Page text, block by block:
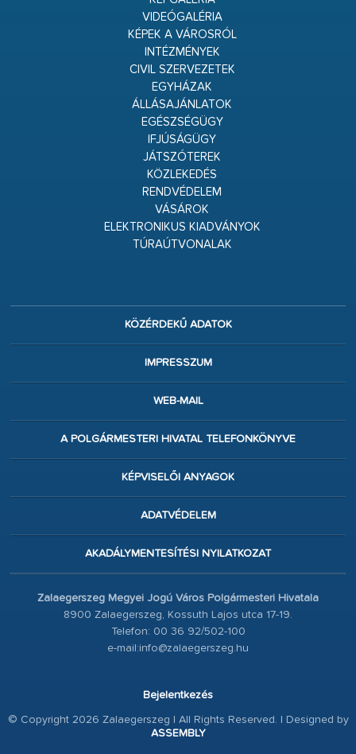
VIDEÓGALÉRIA
KÉPEK A VÁROSRÓL
INTÉZMÉNYEK
CIVIL SZERVEZETEK
EGYHÁZAK
ÁLLÁSAJÁNLATOK
EGÉSZSÉGÜGY
IFJÚSÁGÜGY
JÁTSZÓTEREK
KÖZLEKEDÉS
RENDVÉDELEM
VÁSÁROK
ELEKTRONIKUS KIADVÁNYOK
TÚRAÚTVONALAK
KÖZÉRDEKŰ ADATOK
IMPRESSZUM
WEB-MAIL
A POLGÁRMESTERI HIVATAL TELEFONKÖNYVE
KÉPVISELŐI ANYAGOK
ADATVÉDELEM
AKADÁLYMENTESÍTÉSI NYILATKOZAT
Zalaegerszeg Megyei Jogú Város Polgármesteri Hivatala
8900 Zalaegerszeg, Kossuth Lajos utca 17-19.
Telefon: 00 36 92/502-100
e-mail:info@zalaegerszeg.hu
Bejelentkezés
© Copyright 2026 Zalaegerszeg | All Rights Reserved. | Designed by
ASSEMBLY